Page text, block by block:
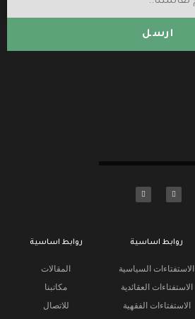
ارسل
روابط اساسية
الاستفتاءات السياسية
الاستفتاءات العقائدية
الاستفتاءات الفقهية
روابط اساسية
المقالات
مكاتبنا
للاتصال